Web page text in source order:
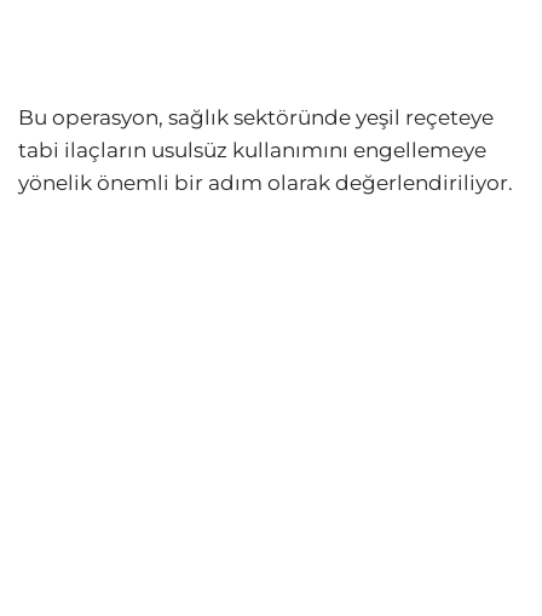
Bu operasyon, sağlık sektöründe yeşil reçeteye
tabi ilaçların usulsüz kullanımını engellemeye
yönelik önemli bir adım olarak değerlendiriliyor.